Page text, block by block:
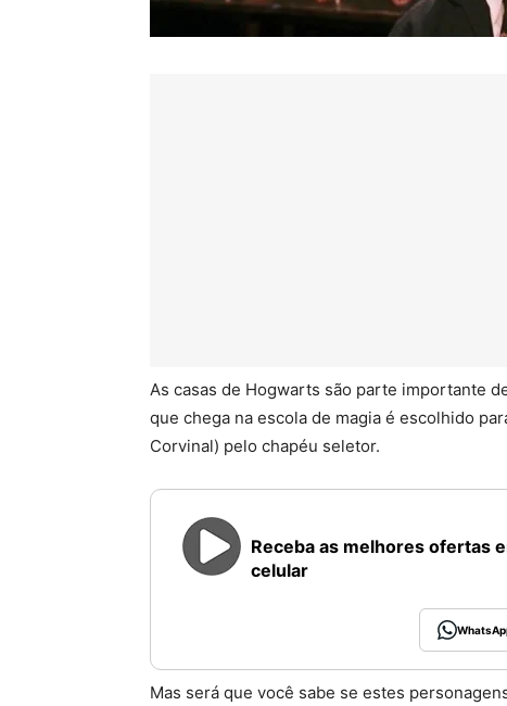
As casas de Hogwarts são parte importante
que chega na escola de magia é escolhido
Corvinal) pelo chapéu seletor.
Receba as melhores ofertas
celular
Mas será que você sabe se estes